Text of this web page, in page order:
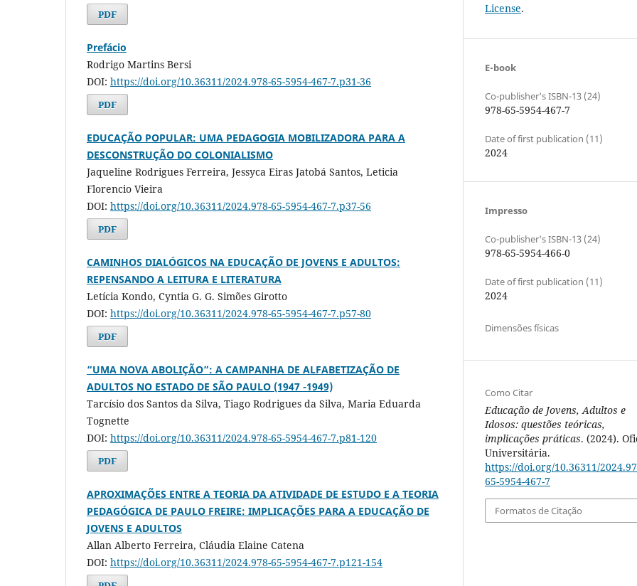
PDF
Prefácio
Rodrigo Martins Bersi
DOI: https://doi.org/10.36311/2024.978-65-5954-467-7.p31-36
PDF
EDUCAÇÃO POPULAR: UMA PEDAGOGIA MOBILIZADORA PARA A
DESCONSTRUÇÃO DO COLONIALISMO
Jaqueline Rodrigues Ferreira, Jessyca Eiras Jatobá Santos, Leticia
Florencio Vieira
DOI: https://doi.org/10.36311/2024.978-65-5954-467-7.p37-56
PDF
CAMINHOS DIALÓGICOS NA EDUCAÇÃO DE JOVENS E ADULTOS:
REPENSANDO A LEITURA E LITERATURA
Letícia Kondo, Cyntia G. G. Simões Girotto
DOI: https://doi.org/10.36311/2024.978-65-5954-467-7.p57-80
PDF
“UMA NOVA ABOLIÇÃO”: A CAMPANHA DE ALFABETIZAÇÃO DE
ADULTOS NO ESTADO DE SÃO PAULO (1947 -1949)
Tarcísio dos Santos da Silva, Tiago Rodrigues da Silva, Maria Eduarda
Tognette
DOI: https://doi.org/10.36311/2024.978-65-5954-467-7.p81-120
PDF
APROXIMAÇÕES ENTRE A TEORIA DA ATIVIDADE DE ESTUDO E A TEORIA
PEDAGÓGICA DE PAULO FREIRE: IMPLICAÇÕES PARA A EDUCAÇÃO DE
JOVENS E ADULTOS
Allan Alberto Ferreira, Cláudia Elaine Catena
DOI: https://doi.org/10.36311/2024.978-65-5954-467-7.p121-154
License.
E-book
Co-publisher's ISBN-13 (24)
978-65-5954-467-7
Date of first publication (11)
2024
Impresso
Co-publisher's ISBN-13 (24)
978-65-5954-466-0
Date of first publication (11)
2024
Dimensões físicas
Como Citar
Educação de Jovens, Adultos e
Idosos: questões teóricas,
implicações práticas. (2024).
Universitária.
https://doi.org/10.36311/
65-5954-467-7
Formatos de Citação